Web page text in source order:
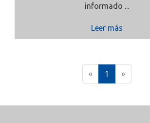
informado ...
Leer más
« 1
c
»